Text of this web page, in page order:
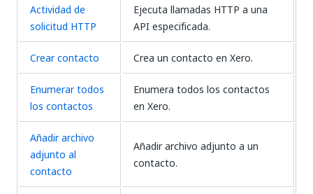
Actividad de
solicitud HTTP
Ejecuta llamadas HTTP a una
API especificada.
Crear contacto Crea un contacto en Xero.
Enumerar todos
los contactos
Enumera todos los contactos
en Xero.
Añadir archivo
adjunto al
contacto
Añadir archivo adjunto a un
contacto.